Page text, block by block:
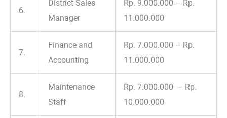
6.
District Sales
Manager
Rp. 9.000.000 – Rp.
11.000.000
7.
Finance and
Accounting
Rp. 7.000.000 – Rp.
11.000.000
8.
Maintenance
Staff
Rp. 7.000.000 – Rp.
10.000.000